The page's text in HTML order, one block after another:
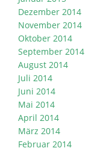
Dezember 2014
November 2014
Oktober 2014
September 2014
August 2014
Juli 2014
Juni 2014
Mai 2014
April 2014
März 2014
Februar 2014